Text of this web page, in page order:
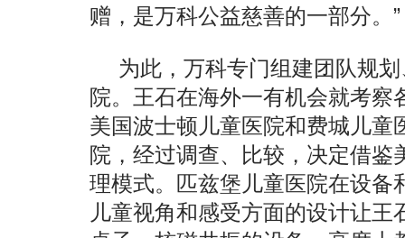
赠，是万科公益慈善的一部分。”
为此，万科专门组建团队规
院。王石在海外一有机会就考
美国波士顿儿童医院和费城儿童
院，经过调查、比较，决定借
理模式。匹兹堡儿童医院在设备
儿童视角和感受方面的设计让王